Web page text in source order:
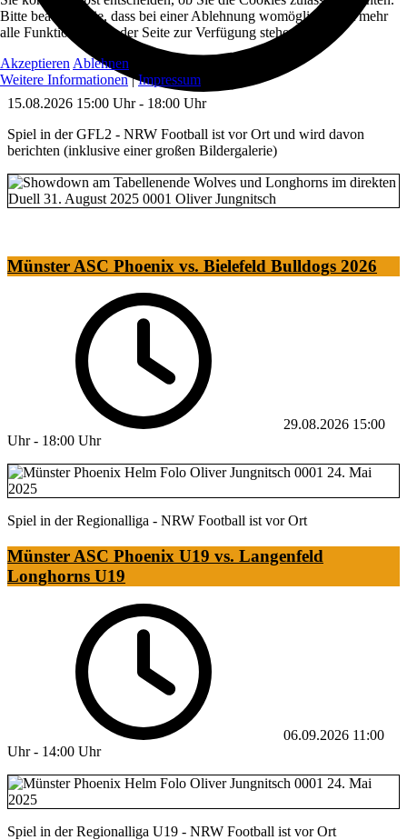
15.08.2026 15:00 Uhr - 18:00 Uhr
Spiel in der GFL2 - NRW Football ist vor Ort und wird davon
berichten (inklusive einer großen Bildergalerie)
Münster ASC Phoenix vs. Bielefeld Bulldogs 2026
29.08.2026 15:00
Uhr - 18:00 Uhr
Spiel in der Regionalliga - NRW Football ist vor Ort
Münster ASC Phoenix U19 vs. Langenfeld
Longhorns U19
06.09.2026 11:00
Uhr - 14:00 Uhr
Spiel in der Regionalliga U19 - NRW Football ist vor Ort
Bitte beachten Sie, dass bei einer Ablehnung womöglich nicht mehr
alle Funktionalitäten der Seite zur Verfügung stehen.
Akzeptieren Ablehnen
Weitere Informationen|Impressum